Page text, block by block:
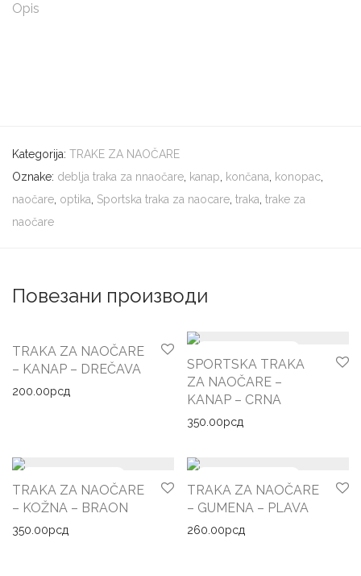
Opis
Kategorija: TRAKE ZA NAOČARE
Oznake: deblja traka za nnaočare kanap končana konopac
naočare optika Sportska traka za naocare traka trake za
naočare
Повезани производи
TRAKA ZA NAOČARE
– KANAP – DREČAVA
200.00рсд
SPORTSKA TRAKA
ZA NAOČARE –
KANAP – CRNA
350.00рсд
TRAKA ZA NAOČARE
– KOŽNA – BRAON
350.00рсд
TRAKA ZA NAOČARE
– GUMENA – PLAVA
260.00рсд